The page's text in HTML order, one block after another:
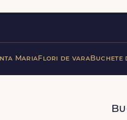
MariaFlori de varaBuchete